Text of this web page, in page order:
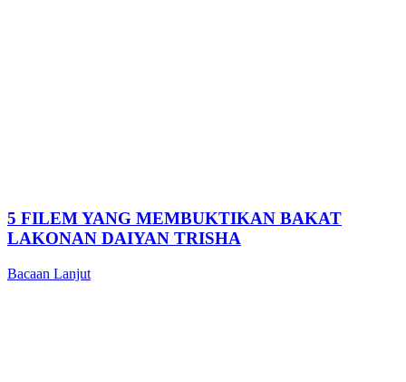
5 FILEM YANG MEMBUKTIKAN BAKAT
LAKONAN DAIYAN TRISHA
Bacaan Lanjut